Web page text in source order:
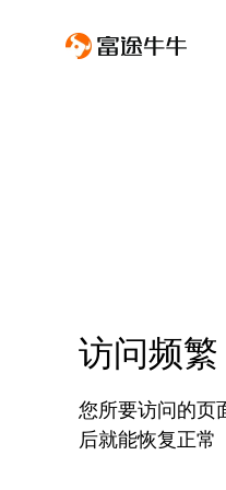
访问频
您所要访问的页
后就能恢复正常